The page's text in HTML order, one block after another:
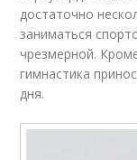
достаточно
заниматься
чрезмерной.
гимнастика
дня.